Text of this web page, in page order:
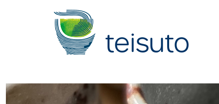
teisuto